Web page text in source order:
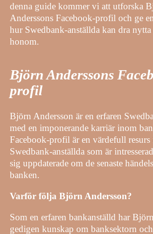
denna guide kommer vi att utforska
Anderssons Facebook-profil och ge
hur Swedbank-anställda kan dra
honom.
Björn Anderssons
profil
Björn Andersson är en erfaren
med en imponerande karriär inom
Facebook-profil är en värdefull resurs
Swedbank-anställda som är
sig uppdaterade om de senaste
banken.
Varför följa Björn Andersson?
Som en erfaren bankanställd har
gedigen kunskap om banksektorn